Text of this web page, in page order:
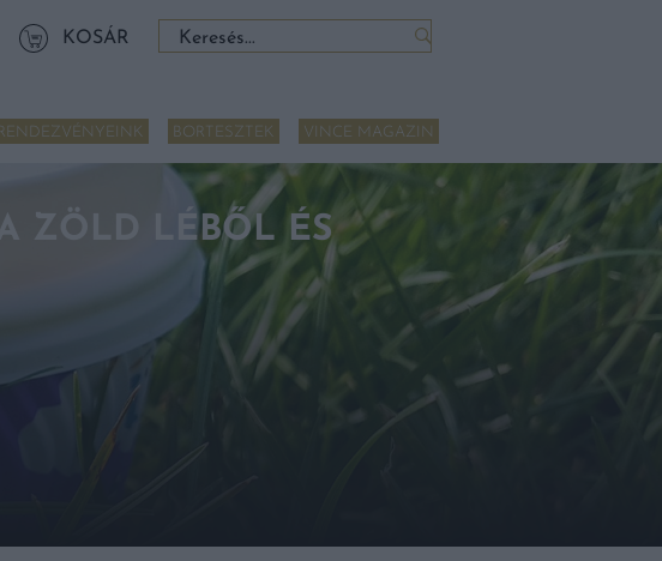
KOSÁR Keresés:
RENDEZVÉNYEINK BORTESZTEK VINCE MAGAZIN
ZÖLD LÉBŐL ÉS